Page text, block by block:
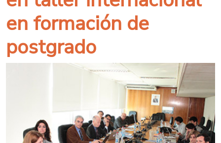
en formación de
postgrado